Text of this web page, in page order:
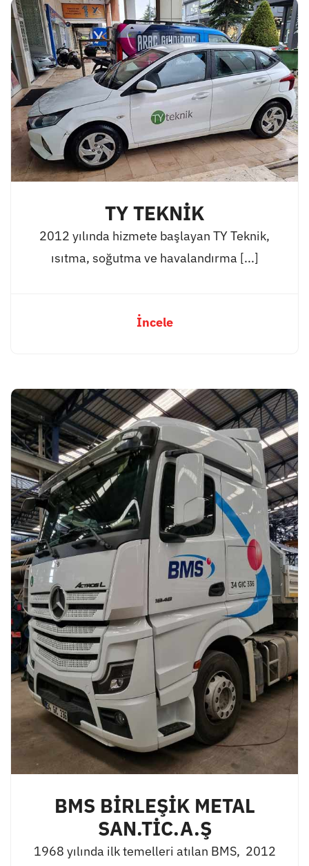
TY TEKNİK
2012 yılında hizmete başlayan TY Teknik,
ısıtma, soğutma ve havalandırma [...]
İncele
BMS BİRLEŞİK METAL
SAN.TİC.A.Ş
1968 yılında ilk temelleri atılan BMS, 2012